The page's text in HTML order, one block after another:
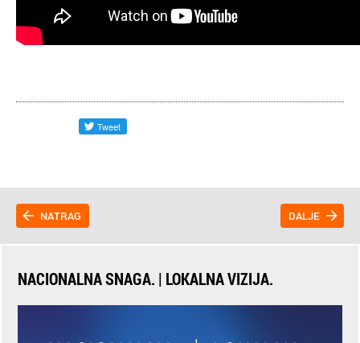
NATRAG DALJE
NACIONALNA SNAGA. | LOKALNA VIZIJA.